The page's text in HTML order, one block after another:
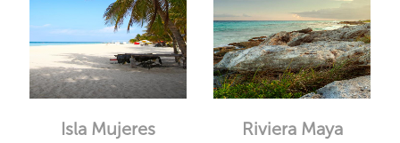
Isla Mujeres Riviera Maya